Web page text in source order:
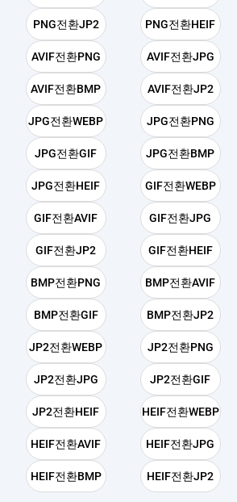
PNG전환JP2 PNG전환HEIF
AVIF전환PNG AVIF전환JPG
AVIF전환BMP AVIF전환JP2
JPG전환WEBP JPG전환PNG
JPG전환GIF JPG전환BMP
JPG전환HEIF GIF전환WEBP
GIF전환AVIF GIF전환JPG
GIF전환JP2 GIF전환HEIF
BMP전환PNG BMP전환AVIF
BMP전환GIF BMP전환JP2
JP2전환WEBP JP2전환PNG
JP2전환JPG JP2전환GIF
JP2전환HEIF HEIF전환WEBP
HEIF전환AVIF HEIF전환JPG
HEIF전환BMP HEIF전환JP2